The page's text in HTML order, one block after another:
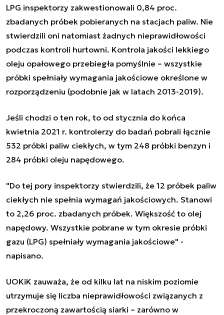
LPG inspektorzy zakwestionowali 0,84 proc.
zbadanych próbek pobieranych na stacjach paliw. Nie
stwierdzili oni natomiast żadnych nieprawidłowości
podczas kontroli hurtowni. Kontrola jakości lekkiego
oleju opałowego przebiegła pomyślnie – wszystkie
próbki spełniały wymagania jakościowe określone w
rozporządzeniu (podobnie jak w latach 2013-2019).
Jeśli chodzi o ten rok, to od stycznia do końca
kwietnia 2021 r. kontrolerzy do badań pobrali łącznie
532 próbki paliw ciekłych, w tym 248 próbki benzyn i
284 próbki oleju napędowego.
"Do tej pory inspektorzy stwierdzili, że 12 próbek paliw
ciekłych nie spełnia wymagań jakościowych. Stanowi
to 2,26 proc. zbadanych próbek. Większość to olej
napędowy. Wszystkie pobrane w tym okresie próbki
gazu (LPG) spełniały wymagania jakościowe" -
napisano.
UOKiK zauważa, że od kilku lat na niskim poziomie
utrzymuje się liczba nieprawidłowości związanych z
przekroczoną zawartością siarki – zarówno w